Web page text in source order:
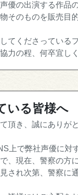
優の出演する作品
そのものを販売目
てくださってい
力の程、何卒宜し
いる皆様へ
頂き、誠にありが
上で弊社声優に対
、現在、警察の方
され次第、警察に